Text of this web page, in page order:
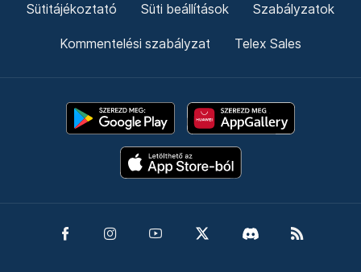
Sütitájékoztató Süti beállítások Szabályzatok
Kommentelési szabályzat Telex Sales